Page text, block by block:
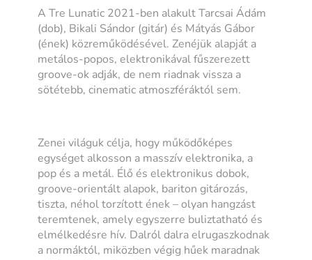
A Tre Lunatic 2021-ben alakult Tarcsai Ádám
(dob), Bikali Sándor (gitár) és Mátyás Gábor
(ének) közreműködésével. Zenéjük alapját a
metálos-popos, elektronikával fűszerezett
groove-ok adják, de nem riadnak vissza a
sötétebb, cinematic atmoszféráktól sem.
Zenei világuk célja, hogy működőképes
egységet alkosson a masszív elektronika, a
pop és a metál. Élő és elektronikus dobok,
groove-orientált alapok, bariton gitározás,
tiszta, néhol torzított ének – olyan hangzást
teremtenek, amely egyszerre buliztatható és
elmélkedésre hív. Dalról dalra elrugaszkodnak
a normáktól, miközben végig hűek maradnak